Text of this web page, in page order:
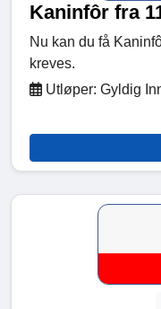
Kaninfôr fra
Nu kan du få
kreves.
Utløper: Gyldig